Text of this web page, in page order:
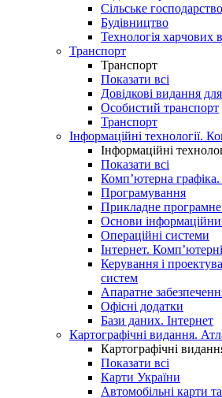
Сільське господарство
Будівництво
Технологія харчових
Транспорт
Транспорт
Показати всі
Довідкові видання для
Особистий транспорт
Транспорт
Інформаційні технології.
Інформаційні
Показати всі
Комп’ютерна
Програмування
Прикладне програмне
Основи
Операційні системи
Інтернет.
Керування і
систем
Апаратне
Офісні додатки
Бази даних. Інтернет
Картографічні видання.
Картографічні
Показати всі
Карти України
Автомобільні карти